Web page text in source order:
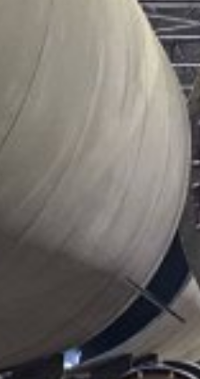
компания «100 ТОНН»
с железнодорожного